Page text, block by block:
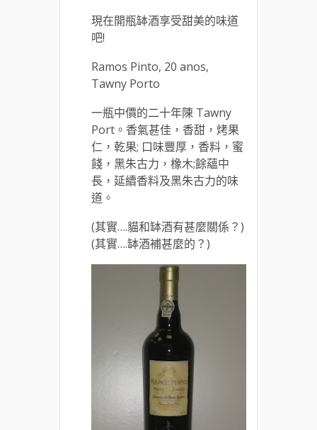
現在開瓶缽酒享受甜美的味道
吧!
Ramos Pinto, 20 anos,
Tawny Porto
一瓶中價的二十年陳 Tawny
Port。香氣甚佳，香甜，烤果
仁，乾果; 口味豐厚，香料，蜜
餞，黑朱古力，橡木;餘蘊中
長，延續香料及黑朱古力的味
道。
(其實….貓和缽酒有甚麼關係？)
(其實….缽酒補甚麼的？)